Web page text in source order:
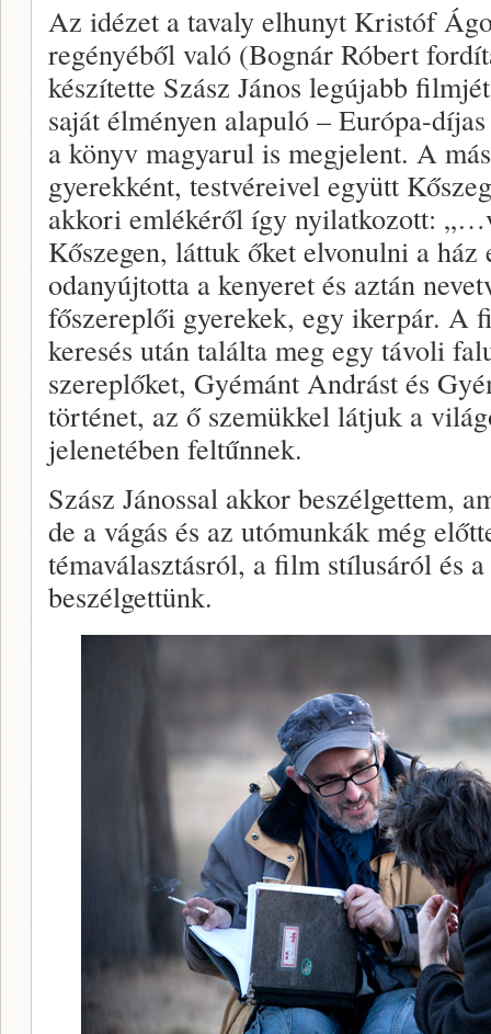
Az idézet a tavaly elhunyt Kristóf
regényéből való (Bognár Róbert
készítette Szász János legújabb
saját élményen alapuló – Európa-
a könyv magyarul is megjelent. A
gyerekként, testvéreivel együtt
akkori emlékéről így nyilatkozott:
Kőszegen, láttuk őket elvonulni a
odanyújtotta a kenyeret és aztán
főszereplői gyerekek, egy ikerpár. A
keresés után találta meg egy távoli
szereplőket, Gyémánt Andrást és
történet, az ő szemükkel látjuk a
jelenetében feltűnnek.
Szász Jánossal akkor beszélgettem,
de a vágás és az utómunkák még
témaválasztásról, a film stílusáról és
beszélgettünk.